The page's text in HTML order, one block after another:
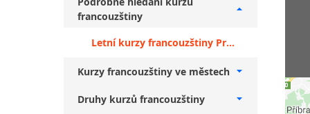
francouzštiny
Letní kurzy francouzštiny Praha 10 + mírně pokročilí
Kurzy francouzštiny ve městech
Druhy kurzů francouzštiny